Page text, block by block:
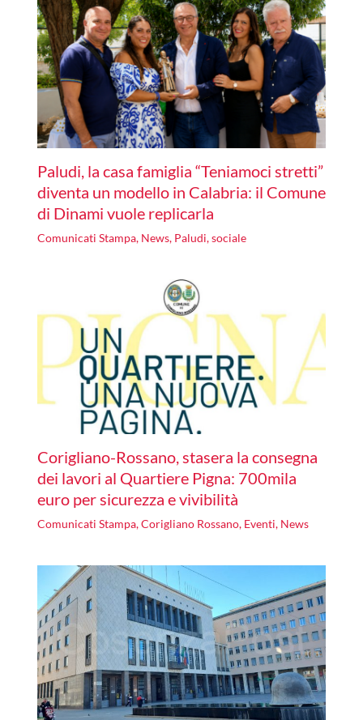
Paludi, la casa famiglia “Teniamoci stretti”
diventa un modello in Calabria: il Comune
di Dinami vuole replicarla
Comunicati Stampa, News, Paludi,sociale
Corigliano-Rossano, stasera la consegna
dei lavori al Quartiere Pigna: 700mila
euro per sicurezza e vivibilità
Comunicati Stampa,Corigliano Rossano, Eventi, News